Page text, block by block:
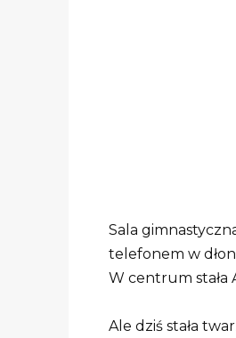
Sala
telefonem w
W centrum stała
Ale dziś stała